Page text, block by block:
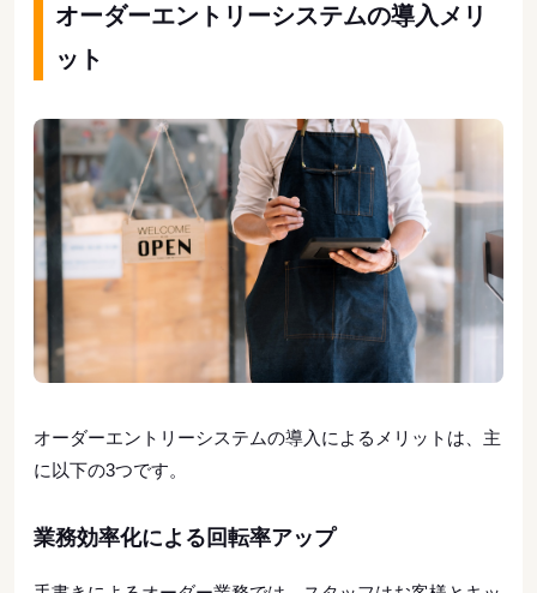
オーダーエントリーシステムの導入メリ
ット
オーダーエントリーシステムの導入によるメリットは、主
に以下の3つです。
業務効率化による回転率アップ